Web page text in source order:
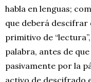
habla en lenguas;
que deberá descifrar
primitivo de
palabra, antes de
pasivamente por la
activo de descifrado